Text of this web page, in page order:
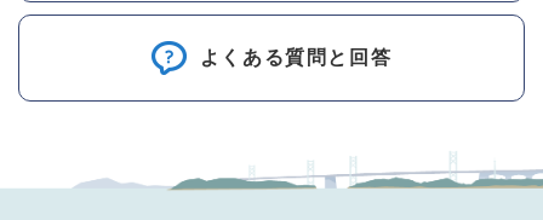
よくある質問と回答